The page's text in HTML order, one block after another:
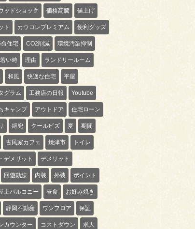
ッドショック 価格高騰 値上げ
ト カウコレプレミアム 便利グッズ
住宅 CO2削減 環境汚染抑制
若い時 理由 ランドリールーム
和風 快適な住宅 平屋
グラム 工務店の日報 Youtube
キャンプ アウトドア 住宅ローン
鎧兜 クールビズ 夏 期間
古民家カフェ 焼津市 トイレ
デメリット デメリット
回遊動線 内装 外装 ポイント
上バルコニー 昼食 お好み焼き
静岡不動産 ワンフロア 保証
カウンター コストダウン 求人